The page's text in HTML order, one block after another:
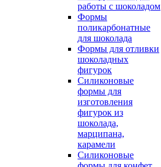
работы с шоколадом
Формы
поликарбонатные
для шоколада
Формы для отливки
шоколадных
фигурок
Силиконовые
формы для
изготовления
фигурок из
шоколада,
марципана,
карамели
Силиконовые